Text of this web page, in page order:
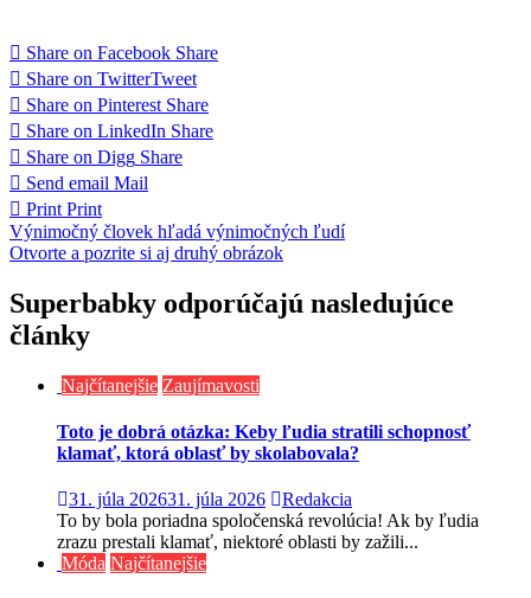
Share on Facebook Share
Share on TwitterTweet
Share on Pinterest Share
Share on LinkedIn Share
Share on Digg Share
Send email Mail
Print Print
Navigácia
v
článku
Výnimočný človek hľadá výnimočných ľudí
Otvorte a pozrite si aj druhý obrázok
Superbabky odporúčajú nasledujúce
články
Najčítanejšie Zaujímavosti
Toto je dobrá otázka: Keby ľudia stratili schopnosť
klamať, ktorá oblasť by skolabovala?
31. júla 202631. júla 2026
Redakcia
To by bola poriadna spoločenská revolúcia! Ak by ľudia
zrazu prestali klamať, niektoré oblasti by zažili...
Móda Najčítanejšie